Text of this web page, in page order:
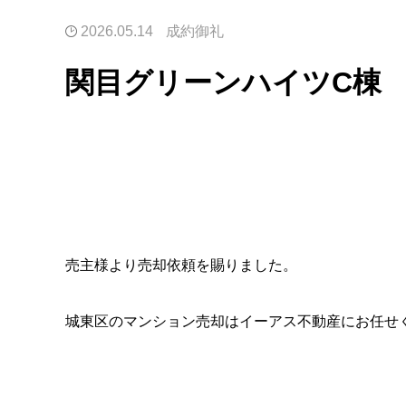
2026.05.14 成約御礼
関目グリーンハイツC棟
売主様より売却依頼を賜りました。
城東区のマンション売却はイーアス不動産にお任せ